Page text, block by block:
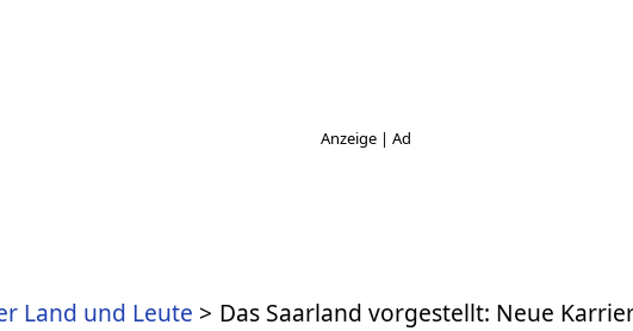
Land und Leute Das Saarland vorgestellt: Neue